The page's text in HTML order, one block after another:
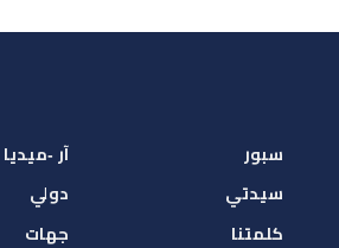
سبور
سيدتي
كلمتنا
آر -ميديا
دولي
جهات